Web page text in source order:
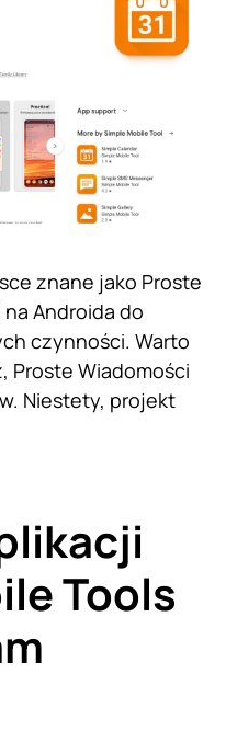
znane jako Proste
Androida do
czynności. Warto
Proste Wiadomości
Niestety, projekt
Tools